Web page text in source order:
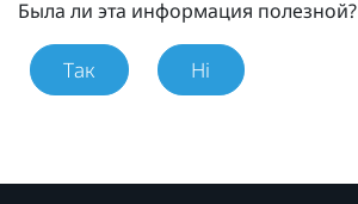
Была ли эта информация полезной?
Так Ні